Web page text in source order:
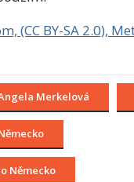
(CC BY-SA 2.0),
Merkelová
Německo